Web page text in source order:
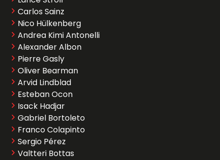
Carlos Sainz
Nico Hülkenberg
Andrea Kimi Antonelli
Alexander Albon
Pierre Gasly
Oliver Bearman
Arvid Lindblad
Esteban Ocon
Isack Hadjar
Gabriel Bortoleto
Franco Colapinto
Sergio Pérez
Valtteri Bottas